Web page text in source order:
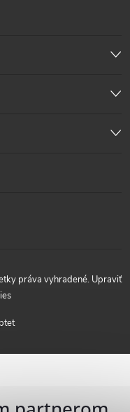
práva vyhradené. Upraviť